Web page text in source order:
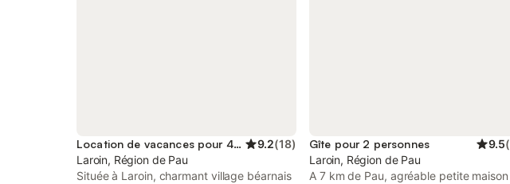
Location de vacances pour 4 personnes 9.2(18)
Laroin, Région de Pau
Située à Laroin, charmant village béarnais
Gîte pour 2 personnes 9.5(
Laroin, Région de Pau
A 7 km de Pau, agréable petite maison